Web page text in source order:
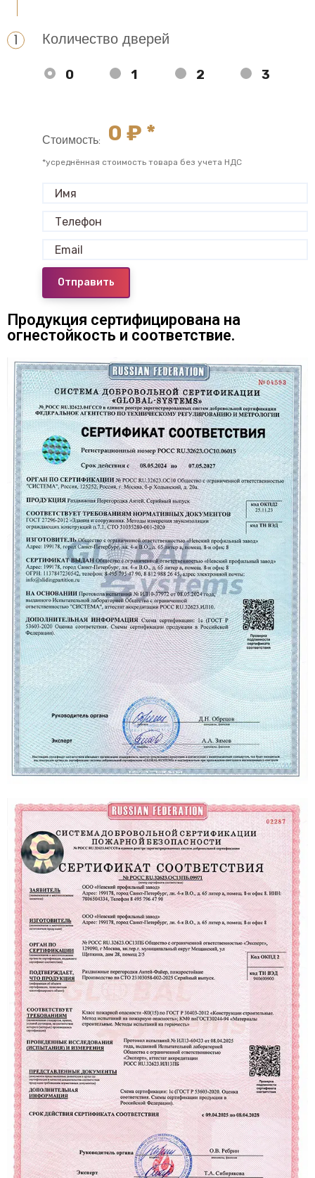
Количество дверей
0 1 2 3
Стоимость: 0 ₽ *
*усреднённая стоимость товара без учета НДС
Отправить
Продукция сертифицирована на
огнестойкость и соответствие.